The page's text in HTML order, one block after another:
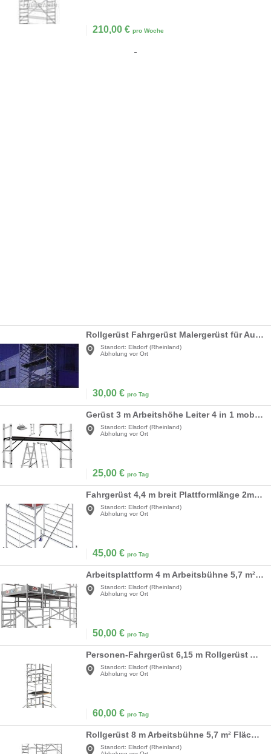
210,00 € pro Woche
Rollgerüst Fahrgerüst Malergerüst für Außenbereich - Standhöhe 5, 45 m = Arbeitshöhe ca. 7, 45 m
Standort: Elsdorf (Rheinland)
Abholung vor Ort
30,00 € pro Tag
Gerüst 3 m Arbeitshöhe Leiter 4 in 1 mobile Mehrzweckleiter Arbeitsbühne Baugerüst Alu Gerüst
Standort: Elsdorf (Rheinland)
Abholung vor Ort
25,00 € pro Tag
Fahrgerüst 4,4 m breit Plattformlänge 2m Arbeitshöhe Leiter Mehrzweckleiter Arbeitsbühne Baugerüst
Standort: Elsdorf (Rheinland)
Abholung vor Ort
45,00 € pro Tag
Arbeitsplattform 4 m Arbeitsbühne 5,7 m² Fläche Arbeitshöhe faltbares Raumgerüst Rollbock Alu Gerüst
Standort: Elsdorf (Rheinland)
Abholung vor Ort
50,00 € pro Tag
Personen-Fahrgerüst 6,15 m Rollgerüst Arbeitshöhe 6,15 m SoloTower Plattformgröße 1,15 x 0,8 m
Standort: Elsdorf (Rheinland)
Abholung vor Ort
60,00 € pro Tag
Rollgerüst 8 m Arbeitsbühne 5,7 m² Fläche Arbeitshöhe 8 m Raumgerüst Rollbock Alu Gerüst Rollgerüst
Standort: Elsdorf (Rheinland)